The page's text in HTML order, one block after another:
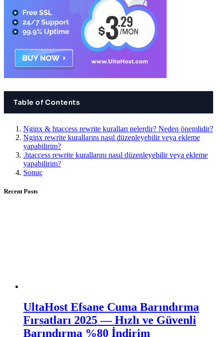
Table of Contents
Nginx & htaccess rewrite kuralları nelerdir? Neden önemlidir?
Nginx rewrite kurallarını nasıl düzenleyebilir veya ekleme
yapabilirim?
.htaccess rewrite kurallarını nasıl düzenleyebilir veya ekleme
yapabilirim?
Sonuç
Recent Posts
UltaHost Efsane Cuma Barındırma
Fırsatları 2025 — Hızlı ve Güvenli
Barındırma %80 İndirim